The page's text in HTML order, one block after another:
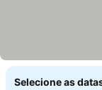
Selecione as